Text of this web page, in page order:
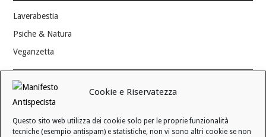
Cookie e Riservatezza
Questo sito web utilizza dei cookie solo per le proprie funzionalità
tecniche (esempio antispam) e statistiche, non vi sono altri cookie se non
Laverabestia
Psiche & Natura
Veganzetta
Modifica consenso ai cookie
REVOCA IL TUO CONSENSO
Stato attuale: Negato